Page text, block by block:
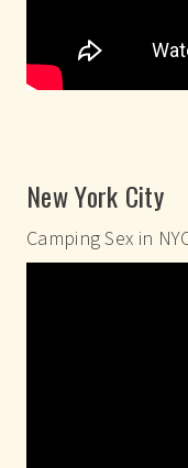
New York City
Camping Sex in